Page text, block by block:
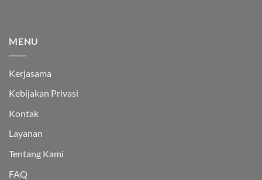
MENU
Kerjasama
Kebijakan Privasi
Kontak
Layanan
Tentang Kami
FAQ